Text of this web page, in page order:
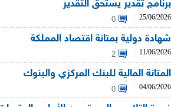
برنامج تقدير يستحق التقدير
25/06/2026
0
شهادة دولية بمتانة اقتصاد المملكة
11/06/2026
2
المتانة المالية للبنك المركزي والبنوك
04/06/2026
0